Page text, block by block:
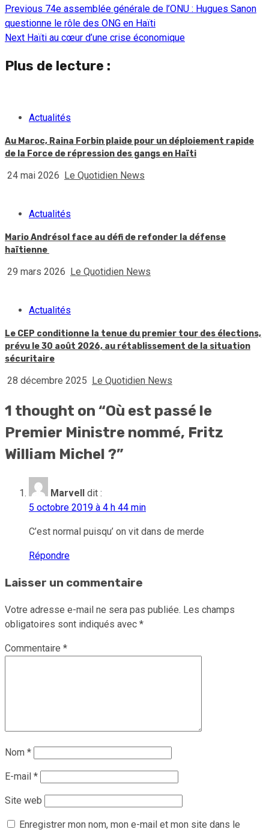
Continue
Reading
Previous 74e assemblée générale de l’ONU : Hugues Sanon
questionne le rôle des ONG en Haïti
Next Haïti au cœur d’une crise économique
Plus de lecture :
Actualités
Au Maroc, Raina Forbin plaide pour un déploiement rapide
de la Force de répression des gangs en Haïti
24 mai 2026 Le Quotidien News
Actualités
Mario Andrésol face au défi de refonder la défense
haïtienne
29 mars 2026 Le Quotidien News
Actualités
Le CEP conditionne la tenue du premier tour des élections,
prévu le 30 août 2026, au rétablissement de la situation
sécuritaire
28 décembre 2025 Le Quotidien News
1 thought on “Où est passé le
Premier Ministre nommé, Fritz
William Michel ?”
Marvell
dit :
5 octobre 2019 à 4 h 44 min
C’est normal puisqu’ on vit dans de merde
Répondre
Laisser un commentaire
Votre adresse e-mail ne sera pas publiée. Les champs
obligatoires sont indiqués avec *
Commentaire *
Nom *
E-mail *
Site web
Enregistrer mon nom, mon e-mail et mon site dans le